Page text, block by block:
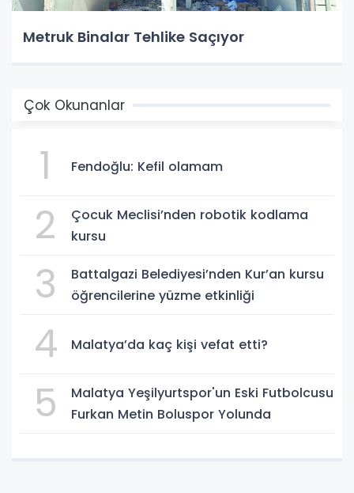
Metruk Binalar Tehlike Saçıyor
Çok Okunanlar
1 Fendoğlu: Kefil olamam
2
Çocuk Meclisi’nden robotik kodlama
kursu
3
Battalgazi Belediyesi’nden Kur’an kursu
öğrencilerine yüzme etkinliği
4 Malatya’da kaç kişi vefat etti?
5
Malatya Yeşilyurtspor'un Eski Futbolcusu
Furkan Metin Boluspor Yolunda